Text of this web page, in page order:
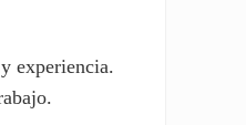
experiencia.